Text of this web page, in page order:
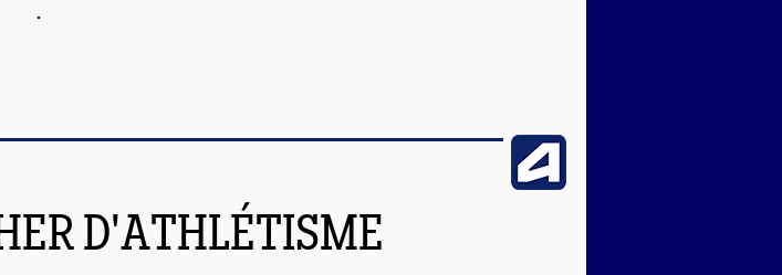
D'ATHLÉTISME